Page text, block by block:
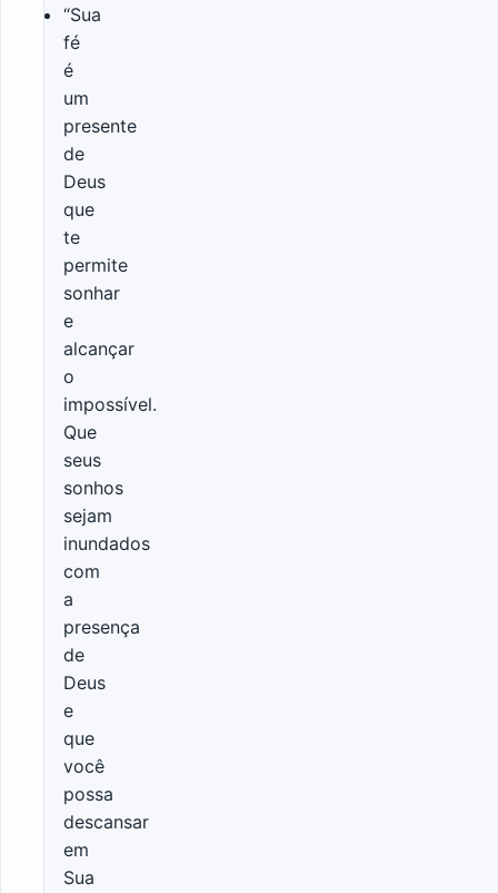
“Sua
fé
é
um
presente
de
Deus
que
te
permite
sonhar
e
alcançar
o
impossível.
Que
seus
sonhos
sejam
inundados
com
a
presença
de
Deus
e
que
você
possa
descansar
em
Sua